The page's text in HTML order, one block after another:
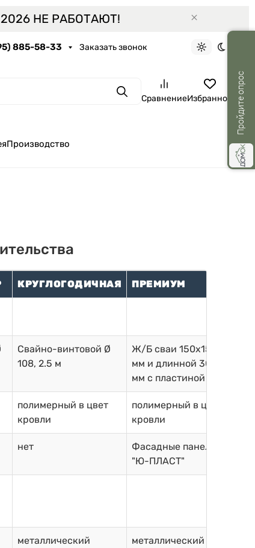
НЕ РАБОТАЮТ!
885-58-33 Заказать звонок
СветлаяТемная
ПоискСравнениеИзбранное
Производство
КРУГЛОГОДИЧНАЯ ПРЕМИУМ
Свайно-винтовой Ø
108, 2.5 м
Ж/Б сваи 150х150
мм и длинной 3000
мм с пластиной
полимерный в цвет
кровли
полимерный в цвет
кровли
нет
Фасадные панели
"Ю-ПЛАСТ"
металлический
металлический
Пройдите опрос